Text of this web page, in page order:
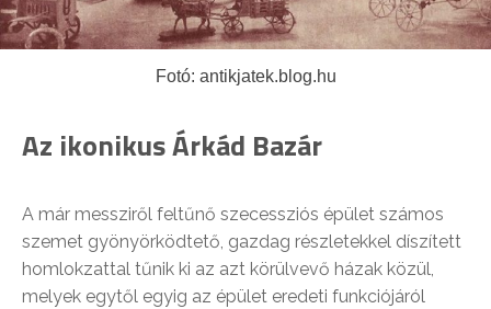
Fotó: antikjatek.blog.hu
Az ikonikus Árkád Bazár
A már messziről feltűnő szecessziós épület számos
szemet gyönyörködtető, gazdag részletekkel díszített
homlokzattal tűnik ki az azt körülvevő házak közül,
melyek egytől egyig az épület eredeti funkciójáról